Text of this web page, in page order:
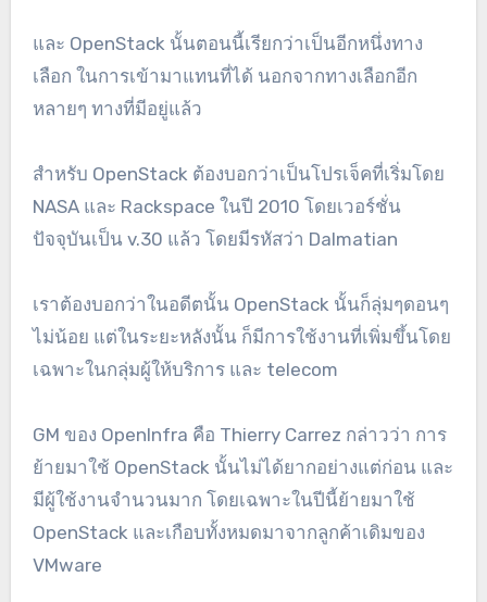
และ OpenStack นั้นตอนนี้เรียกว่าเป็นอีกหนึ่งทาง
เลือก ในการเข้ามาแทนที่ได้ นอกจากทางเลือกอีก
หลายๆ ทางที่มีอยู่แล้ว
สำหรับ OpenStack ต้องบอกว่าเป็นโปรเจ็คที่เริ่มโดย
NASA และ Rackspace ในปี 2010 โดยเวอร์ชั่น
ปัจจุบันเป็น v.30 แล้ว โดยมีรหัสว่า Dalmatian
เราต้องบอกว่าในอดีตนั้น OpenStack นั้นก็ลุ่มๆดอนๆ
ไม่น้อย แต่ในระยะหลังนั้น ก็มีการใช้งานที่เพิ่มขึ้นโดย
เฉพาะในกลุ่มผู้ให้บริการ และ telecom
GM ของ OpenInfra คือ Thierry Carrez กล่าวว่า การ
ย้ายมาใช้ OpenStack นั้นไม่ได้ยากอย่างแต่ก่อน และ
มีผู้ใช้งานจำนวนมาก โดยเฉพาะในปีนี้ย้ายมาใช้
OpenStack และเกือบทั้งหมดมาจากลูกค้าเดิมของ
VMware